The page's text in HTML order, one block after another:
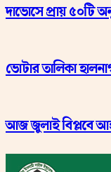
দাভোসে প্রায় ৫০টি
ভোটার তালিকা
আজ জুলাই বিপ্লবে